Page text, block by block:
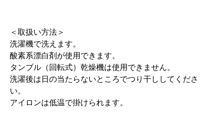
＜取扱い方法＞
洗濯機で洗えます。
酸素系漂白剤が使用できます。
タンブル（回転式）乾燥機は使用できません。
洗濯後は日の当たらないところでつり干ししてくださ
い。
アイロンは低温で掛けられます。